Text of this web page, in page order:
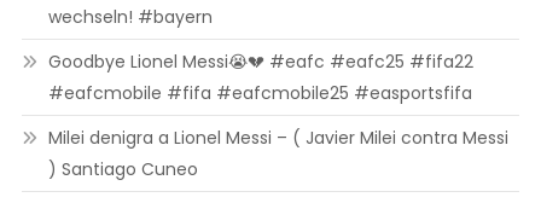
wechseln! #bayern
Goodbye Lionel Messi😭💔 #eafc #eafc25 #fifa22
#eafcmobile #fifa #eafcmobile25 #easportsfifa
Milei denigra a Lionel Messi – ( Javier Milei contra Messi
) Santiago Cuneo